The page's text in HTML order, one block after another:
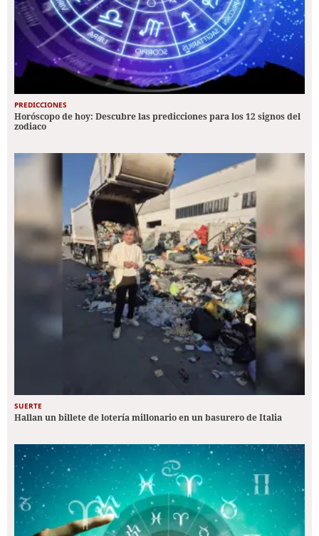
PREDICCIONES
Horóscopo de hoy: Descubre las predicciones para los 12 signos del
zodiaco
SUERTE
Hallan un billete de lotería millonario en un basurero de Italia